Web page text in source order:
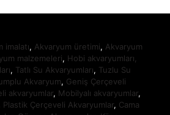
imalatı, Akvaryum üretimi, Akvaryum
malzemeleri, Hobi akvaryumları,
, Tatlı Su Akvaryumları, Tuzlu Su
Akvaryum, Geniş Çerçeveli
akvaryumlar, Mobilyalı akvaryumlar,
Plastik Çerçeveli Akvaryumlar, Cama